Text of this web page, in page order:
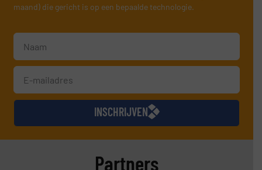
maand) die gericht is op een bepaalde technologie.
INSCHRIJVEN
Partners